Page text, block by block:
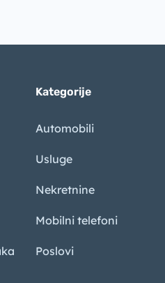
Kategorije
Automobili
Usluge
Nekretnine
Mobilni telefoni
Poslovi